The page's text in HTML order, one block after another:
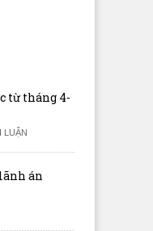
từ tháng 4-
LUẬN
án